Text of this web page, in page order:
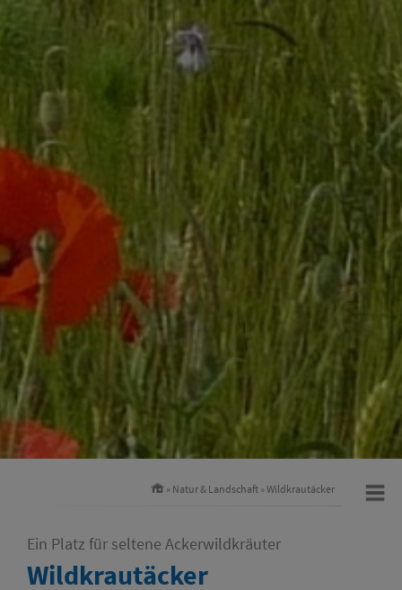
» Natur & Landschaft »Wildkrautäcker
Ein Platz für seltene Ackerwildkräuter
Wildkrautäcker